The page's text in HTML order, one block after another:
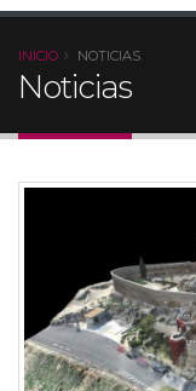
INICIO NOTICIAS
Noticias